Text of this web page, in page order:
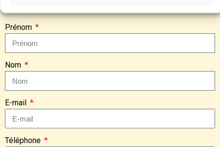
Prénom
Nom
E-mail
Téléphone